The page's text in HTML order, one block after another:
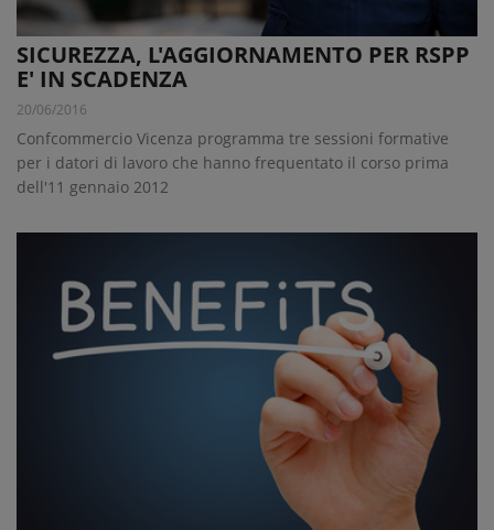
SICUREZZA, L'AGGIORNAMENTO PER RSPP
E' IN SCADENZA
20/06/2016
Confcommercio Vicenza programma tre sessioni formative
per i datori di lavoro che hanno frequentato il corso prima
dell'11 gennaio 2012